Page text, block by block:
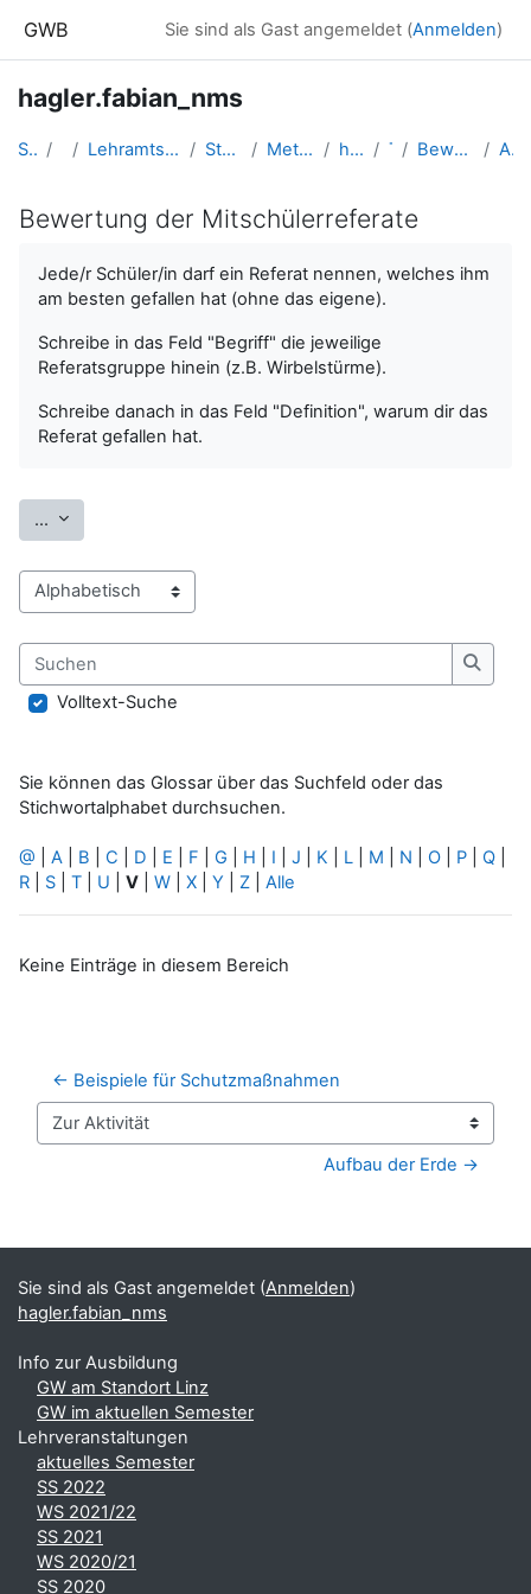
GWB Sie sind als Gast angemeldet (Anmelden)
hagler.fabian_nms
Startseite Kurse Lehramtsausbildung GW im Cluster Österreich Mitte Studentische Lernkurse Methodik der NMS - 2019 SS hagler.fabian_nms Topic 2 Bewertung der Mitschülerreferate Alphabetisch
Bewertung der Mitschülerreferate
Jede/r Schüler/in darf ein Referat nennen, welches ihm
am besten gefallen hat (ohne das eigene).
Schreibe in das Feld "Begriff" die jeweilige
Referatsgruppe hinein (z.B. Wirbelstürme).
Schreibe danach in das Feld "Definition", warum dir das
Referat gefallen hat.
... Einträge exportieren
Sie können das Glossar über das Suchfeld oder das
Suchen
Volltext-Suche
Sie können das Glossar über das Suchfeld oder das
Stichwortalphabet durchsuchen.
@ A B C D E F G H I J K L M N O P Q
R
S T U V W X Y Z Alle
Keine Einträge in diesem Bereich
← Beispiele für Schutzmaßnahmen
Zur Aktivität
Aufbau der Erde →
Ergänzungsblöcke
Sie sind als Gast angemeldet (Anmelden)
hagler.fabian_nms
Info zur Ausbildung
GW am Standort Linz
GW im aktuellen Semester
Lehrveranstaltungen
aktuelles Semester
SS 2022
WS 2021/22
SS 2021
WS 2020/21
SS 2020